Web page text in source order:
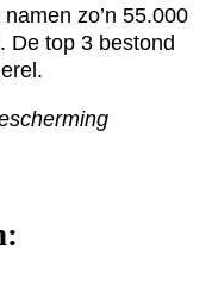
zo’n 55.000
De top 3 bestond